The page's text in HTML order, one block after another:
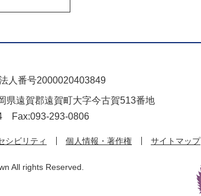
人番号2000020403849
遠賀郡遠賀町大字今古賀513番地
Fax:093-293-0806
シビリティ 個人情報・著作権 サイトマップ
All rights Reserved.